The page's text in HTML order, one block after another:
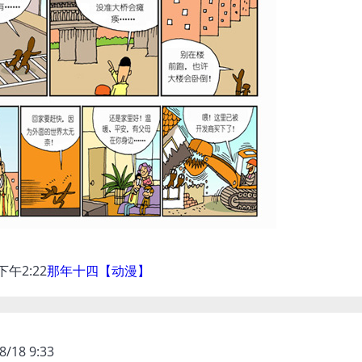
午2:22那年十四【动漫】
18 9:33